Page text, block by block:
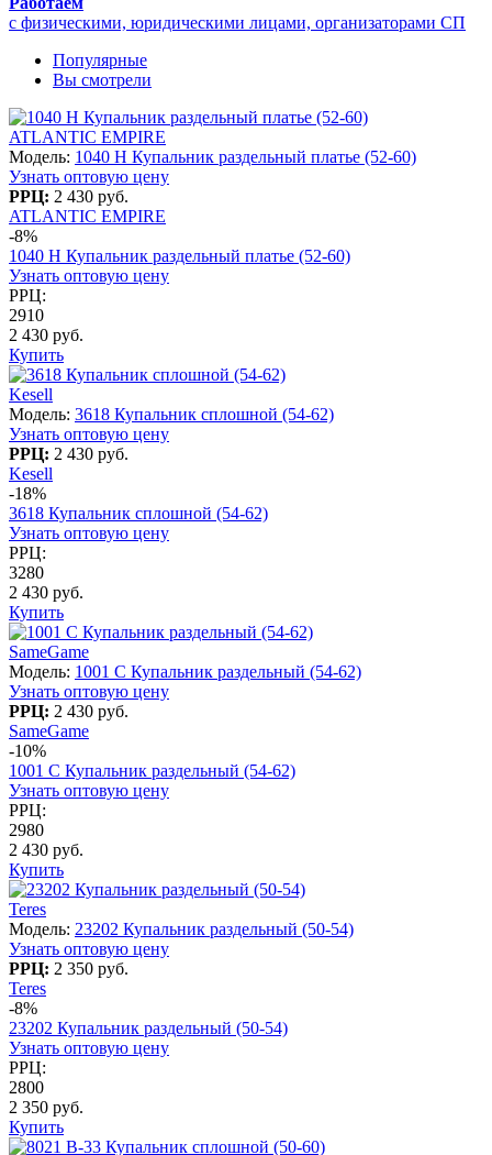
с физическими, юридическими лицами, организаторами СП
Популярные
Вы смотрели
ATLANTIC EMPIRE
Модель: 1040 H Купальник раздельный платье (52-60)
Узнать оптовую цену
РРЦ: 2 430 руб.
ATLANTIC EMPIRE
-8%
1040 H Купальник раздельный платье (52-60)
Узнать оптовую цену
РРЦ:
2910
2 430 руб.
Купить
Kesell
Модель: 3618 Купальник сплошной (54-62)
Узнать оптовую цену
РРЦ: 2 430 руб.
Kesell
-18%
3618 Купальник сплошной (54-62)
Узнать оптовую цену
РРЦ:
3280
2 430 руб.
Купить
SameGame
Модель: 1001 C Купальник раздельный (54-62)
Узнать оптовую цену
РРЦ: 2 430 руб.
SameGame
-10%
1001 C Купальник раздельный (54-62)
Узнать оптовую цену
РРЦ:
2980
2 430 руб.
Купить
Teres
Модель: 23202 Купальник раздельный (50-54)
Узнать оптовую цену
РРЦ: 2 350 руб.
Teres
-8%
23202 Купальник раздельный (50-54)
Узнать оптовую цену
РРЦ:
2800
2 350 руб.
Купить